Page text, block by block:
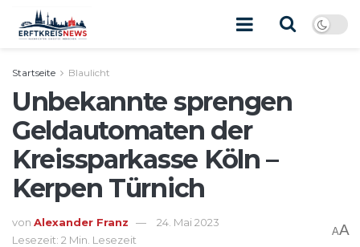
Startseite Blaulicht
Unbekannte sprengen
Geldautomaten der
Kreissparkasse Köln –
Kerpen Türnich
von Alexander Franz
24. Mai 2023
Lesezeit: 2 Min. Lesezeit
AA